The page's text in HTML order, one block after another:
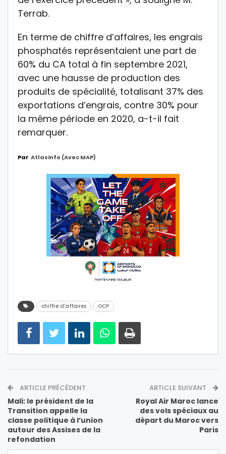
Terrab.
En terme de chiffre d’affaires, les engrais
phosphatés représentaient une part de
60% du CA total à fin septembre 2021,
avec une hausse de production des
produits de spécialité, totalisant 37% des
exportations d’engrais, contre 30% pour
la même période en 2020, a-t-il fait
remarquer.
Par Atlasinfo (avec MAP)
chiffre d'affaires OCP
ARTICLE PRÉCÉDENT
Mali: le président de la
Transition appelle la
classe politique à l’union
autour des Assises de la
refondation
ARTICLE SUIVANT
Royal Air Maroc lance
des vols spéciaux au
départ du Maroc vers
Paris